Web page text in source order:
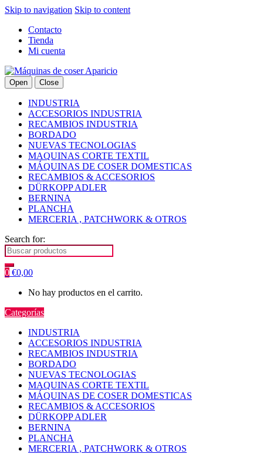
Skip to navigation Skip to content
Contacto
Tienda
Mi cuenta
Open Close
INDUSTRIA
ACCESORIOS INDUSTRIA
RECAMBIOS INDUSTRIA
BORDADO
NUEVAS TECNOLOGIAS
MAQUINAS CORTE TEXTIL
MÁQUINAS DE COSER DOMESTICAS
RECAMBIOS & ACCESORIOS
DÜRKOPP ADLER
BERNINA
PLANCHA
MERCERIA , PATCHWORK & OTROS
Search for:
0 €0,00
No hay productos en el carrito.
Categorías
INDUSTRIA
ACCESORIOS INDUSTRIA
RECAMBIOS INDUSTRIA
BORDADO
NUEVAS TECNOLOGIAS
MAQUINAS CORTE TEXTIL
MÁQUINAS DE COSER DOMESTICAS
RECAMBIOS & ACCESORIOS
DÜRKOPP ADLER
BERNINA
PLANCHA
MERCERIA , PATCHWORK & OTROS